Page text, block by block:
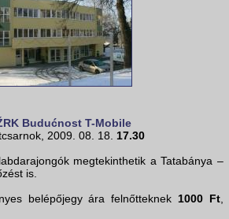
Budućnost T-Mobile
2009. 08. 18. 17.30
megtekinthetik a Tatabánya –
is.
belépőjegy ára felnőtteknek1000 Ft,